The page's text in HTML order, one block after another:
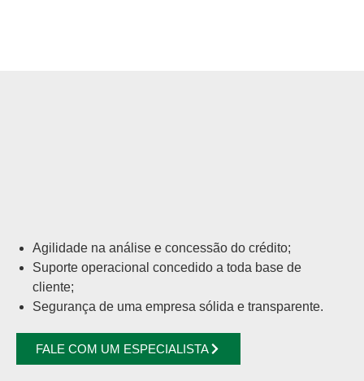
Agilidade na análise e concessão do crédito;
Suporte operacional concedido a toda base de
cliente;
Segurança de uma empresa sólida e transparente.
FALE COM UM ESPECIALISTA